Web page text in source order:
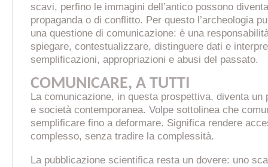
scavi, perfino le immagini dell’antico possono
propaganda o di conflitto. Per questo l’archeologia
una questione di comunicazione: è una
spiegare, contestualizzare, distinguere dati e
semplificazioni, appropriazioni e abusi del passato.
COMUNICARE, A TUTTI
La comunicazione, in questa prospettiva, diventa un
e società contemporanea. Volpe sottolinea che
semplificare fino a deformare. Significa rendere
complesso, senza tradire la complessità.
La pubblicazione scientifica resta un dovere: uno